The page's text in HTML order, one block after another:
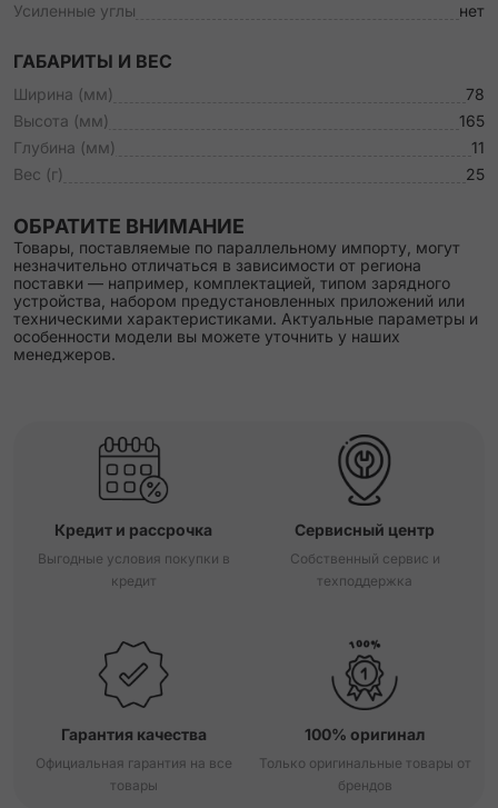
Усиленные углы
нет
ГАБАРИТЫ И ВЕС
Ширина (мм)
78
Высота (мм)
165
Глубина (мм)
11
Вес (г)
25
ОБРАТИТЕ ВНИМАНИЕ
Товары, поставляемые по параллельному импорту, могут
незначительно отличаться в зависимости от региона
поставки — например, комплектацией, типом зарядного
устройства, набором предустановленных приложений или
техническими характеристиками. Актуальные параметры и
особенности модели вы можете уточнить у наших
менеджеров.
Кредит и рассрочка
Выгодные условия покупки в
кредит
Сервисный центр
Собственный сервис и
техподдержка
Гарантия качества
Официальная гарантия на все
товары
100% оригинал
Только оригинальные товары от
брендов